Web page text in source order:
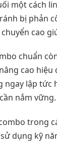
một cách
bị phản
cao
chuẩn
cao
lập
nắm vững.
trong
dụng kỹ